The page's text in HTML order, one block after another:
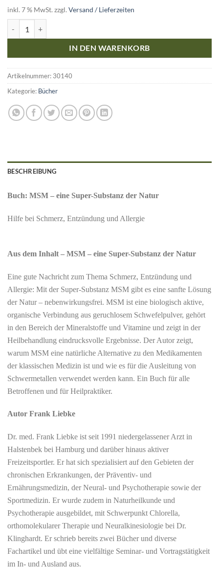
inkl. 7 % MwSt. zzgl. Versand / Lieferzeiten
IN DEN WARENKORB
Artikelnummer: 30140
Kategorie: Bücher
BESCHREIBUNG
Buch: MSM – eine Super-Substanz der Natur
Hilfe bei Schmerz, Entzündung und Allergie
Aus dem Inhalt – MSM – eine Super-Substanz der Natur
Eine gute Nachricht zum Thema Schmerz, Entzündung und
Allergie: Mit der Super-Substanz MSM gibt es eine sanfte Lösung
der Natur – nebenwirkungsfrei. MSM ist eine biologisch aktive,
organische Verbindung aus geruchlosem Schwefelpulver, gehört
in den Bereich der Mineralstoffe und Vitamine und zeigt in der
Heilbehandlung eindrucksvolle Ergebnisse. Der Autor zeigt,
warum MSM eine natürliche Alternative zu den Medikamenten
der klassischen Medizin ist und wie es für die Ausleitung von
Schwermetallen verwendet werden kann. Ein Buch für alle
Betroffenen und für Heilpraktiker.
Autor Frank Liebke
Dr. med. Frank Liebke ist seit 1991 niedergelassener Arzt in
Halstenbek bei Hamburg und darüber hinaus aktiver
Freizeitsportler. Er hat sich spezialisiert auf den Gebieten der
chronischen Erkrankungen, der Präventiv- und
Ernährungsmedizin, der Neural- und Psychotherapie sowie der
Sportmedizin. Er wurde zudem in Naturheilkunde und
Psychotherapie ausgebildet, mit Schwerpunkt Chlorella,
orthomolekularer Therapie und Neuralkinesiologie bei Dr.
Klinghardt. Er schrieb bereits zwei Bücher und diverse
Fachartikel und übt eine vielfältige Seminar- und Vortragstätigkeit
im In- und Ausland aus.